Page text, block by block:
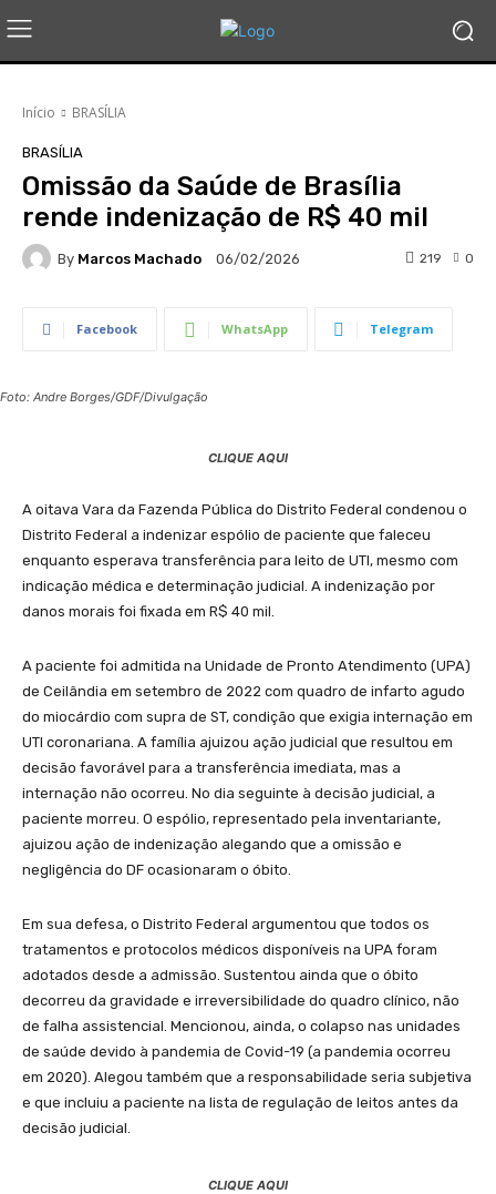
Início BRASÍLIA
BRASÍLIA
Omissão da Saúde de Brasília
rende indenização de R$ 40 mil
By Marcos Machado 06/02/2026 0
219
Facebook WhatsApp Telegram
Foto: Andre Borges/GDF/Divulgação
CLIQUE AQUI
A oitava Vara da Fazenda Pública do Distrito Federal condenou o
Distrito Federal a indenizar espólio de paciente que faleceu
enquanto esperava transferência para leito de UTI, mesmo com
indicação médica e determinação judicial. A indenização por
danos morais foi fixada em R$ 40 mil.
A paciente foi admitida na Unidade de Pronto Atendimento (UPA)
de Ceilândia em setembro de 2022 com quadro de infarto agudo
do miocárdio com supra de ST, condição que exigia internação em
UTI coronariana. A família ajuizou ação judicial que resultou em
decisão favorável para a transferência imediata, mas a
internação não ocorreu. No dia seguinte à decisão judicial, a
paciente morreu. O espólio, representado pela inventariante,
ajuizou ação de indenização alegando que a omissão e
negligência do DF ocasionaram o óbito.
Em sua defesa, o Distrito Federal argumentou que todos os
tratamentos e protocolos médicos disponíveis na UPA foram
adotados desde a admissão. Sustentou ainda que o óbito
decorreu da gravidade e irreversibilidade do quadro clínico, não
de falha assistencial. Mencionou, ainda, o colapso nas unidades
de saúde devido à pandemia de Covid-19 (a pandemia ocorreu
em 2020). Alegou também que a responsabilidade seria subjetiva
e que incluiu a paciente na lista de regulação de leitos antes da
decisão judicial.
CLIQUE AQUI